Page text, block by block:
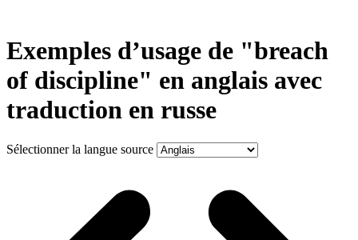
Exemples d’usage de "breach
of discipline" en anglais avec
traduction en russe
Sélectionner la langue source